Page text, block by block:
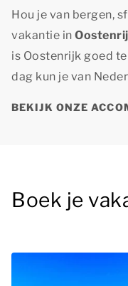
Hou je van bergen,
vakantie in
is Oostenrijk goed
dag kun je van
BEKIJK ONZE
Boek je